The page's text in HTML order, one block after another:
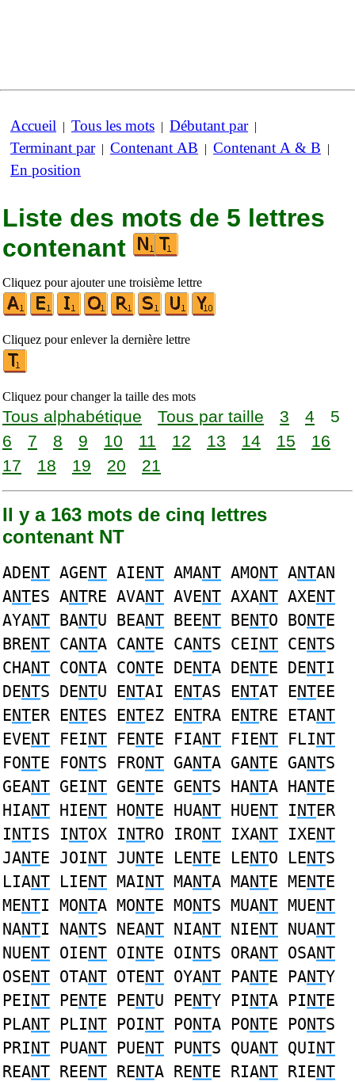
Accueil | Tous les mots | Débutant par|
Terminant par| Contenant AB | Contenant A & B |
En position
Liste des mots de 5 lettres
contenant
Cliquez pour ajouter une troisième lettre
Cliquez pour enlever la dernière lettre
Cliquez pour changer la taille des mots
Tous alphabétique Tous par taille 3 4
5
6
7 8 9 10 11 12 13 14 15
16
17
18 19 20 21
Il y a 163 mots de cinq lettres
contenant NT
ADENT AGENT AIENT AMANT AMONT ANTAN
ANTES ANTRE AVANT AVENT AXANT AXENT
AYANT BANTU BEANT BEENT BENTO BONTE
BRENT CANTA CANTE CANTS CEINT CENTS
CHANT CONTA CONTE DENTA DENTE DENTI
DENTS DENTU ENTAI ENTAS ENTAT ENTEE
ENTER ENTES ENTEZ ENTRA ENTRE ETANT
EVENT FEINT FENTE FIANT FIENT FLINT
FONTE FONTS FRONT GANTA GANTE GANTS
GEANT GEINT GENTE GENTS HANTA HANTE
HIANT HIENT HONTE HUANT HUENT INTER
INTIS INTOX INTRO IRONT IXANT IXENT
JANTE JOINT JUNTE LENTE LENTO LENTS
LIANT LIENT MAINT MANTA MANTE MENTE
MENTI MONTA MONTE MONTS MUANT MUENT
NANTI NANTS NEANT NIANT NIENT NUANT
NUENT OIENT OINTE OINTS ORANT OSANT
OSENT OTANT OTENT OYANT PANTE PANTY
PEINT PENTE PENTU PENTY PINTA PINTE
PLANT PLINT POINT PONTA PONTE PONTS
PRINT PUANT PUENT PUNTS QUANT QUINT
REANT REENT RENTA RENTE RIANT RIENT